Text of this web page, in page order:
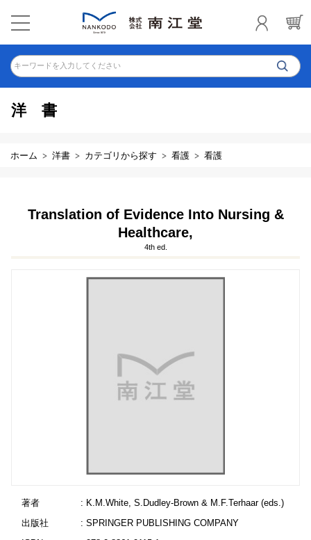
キーワードを入力してください
洋書
ホーム 洋書 カテゴリから探す 看護 看護
Translation of Evidence Into Nursing &
Healthcare,
4th ed.
著者
: K.M.White, S.Dudley-Brown & M.F.Terhaar (eds.)
出版社
: SPRINGER PUBLISHING COMPANY